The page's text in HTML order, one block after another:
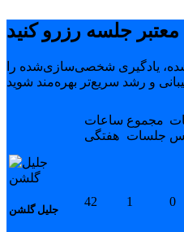
معتبر جلسه رزرو کنید
یادگیری شخصی‌سازی‌شده را
و رشد سریع‌تر بهره‌مند شوید
ساعات
هفتگی
مجموع
جلسات
جلیل گلشن
42 1 0